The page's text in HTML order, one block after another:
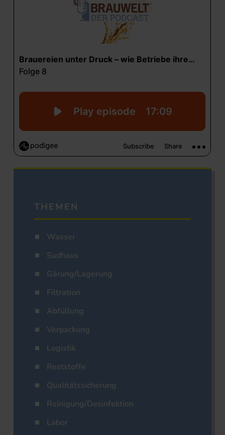
THEMEN
Wasser
Sudhaus
Gärung/Lagerung
Filtration
Abfüllung
Verpackung
Logistik
Reststoffe
Qualitätssicherung
Reinigung/Desinfektion
Labor